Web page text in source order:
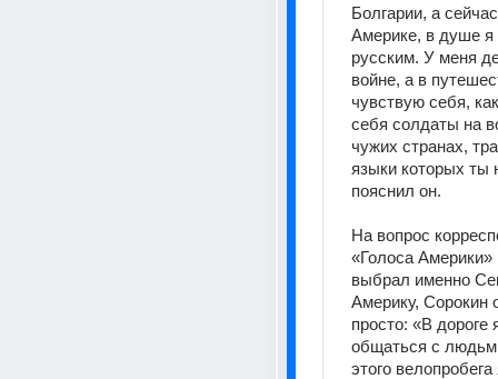
Болгарии, а
Америке, в душе я
русским. У меня
войне, а в
чувствую себя,
себя солдаты на
чужих странах,
языки которых ты
пояснил он.
На вопрос
«Голоса Америки»
выбрал именно
Америку, Сорокин
просто: «В
общаться с
этого